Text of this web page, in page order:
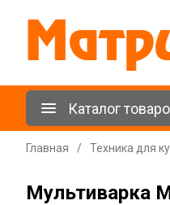
Каталог
Главная / Техника для
Мультиварка